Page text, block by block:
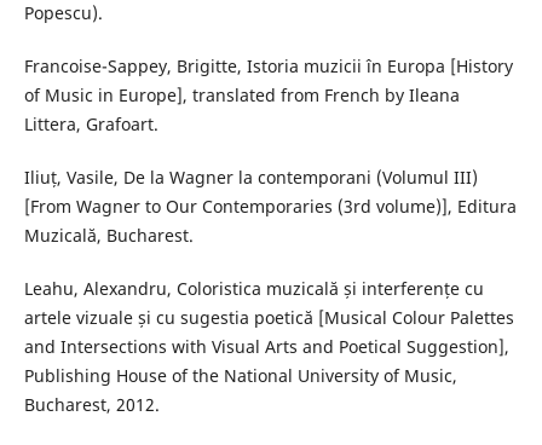
Popescu).
Francoise-Sappey, Brigitte, Istoria muzicii în Europa [History
of Music in Europe], translated from French by Ileana
Littera, Grafoart.
Iliuț, Vasile, De la Wagner la contemporani (Volumul III)
[From Wagner to Our Contemporaries (3rd volume)], Editura
Muzicală, Bucharest.
Leahu, Alexandru, Coloristica muzicală și interferențe cu
artele vizuale și cu sugestia poetică [Musical Colour Palettes
and Intersections with Visual Arts and Poetical Suggestion],
Publishing House of the National University of Music,
Bucharest, 2012.